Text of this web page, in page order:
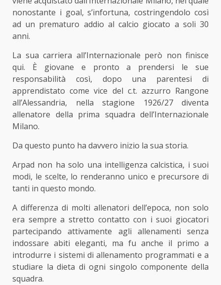
nonostante i goal, s’infortuna, costringendolo così
ad un prematuro addio al calcio giocato a soli 30
anni.
La sua carriera all’Internazionale però non finisce
qui. È giovane e pronto a prendersi le sue
responsabilità così, dopo una parentesi di
apprendistato come vice del c.t. azzurro Rangone
all’Alessandria, nella stagione 1926/27 diventa
allenatore della prima squadra dell’Internazionale
Milano.
Da questo punto ha davvero inizio la sua storia.
Arpad non ha solo una intelligenza calcistica, i suoi
modi, le scelte, lo renderanno unico e precursore di
tanti in questo mondo.
A differenza di molti allenatori dell’epoca, non solo
era sempre a stretto contatto con i suoi giocatori
partecipando attivamente agli allenamenti senza
indossare abiti eleganti, ma fu anche il primo a
introdurre i sistemi di allenamento programmati e a
studiare la dieta di ogni singolo componente della
squadra.